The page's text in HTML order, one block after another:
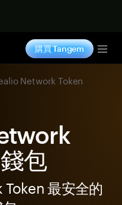
購買 Tangem
Network Token
包
最安全的